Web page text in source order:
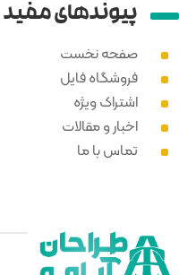
پیوند‌های مفید
صفحه نخست
فروشگاه فایل
اشتراک ویژه
اخبار و مقالات
تماس با ما